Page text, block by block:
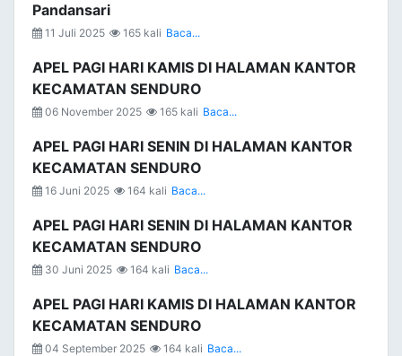
Pandansari
11 Juli 2025 165 kali Baca...
APEL PAGI HARI KAMIS DI HALAMAN KANTOR
KECAMATAN SENDURO
06 November 2025 165 kali Baca...
APEL PAGI HARI SENIN DI HALAMAN KANTOR
KECAMATAN SENDURO
16 Juni 2025 164 kali Baca...
APEL PAGI HARI SENIN DI HALAMAN KANTOR
KECAMATAN SENDURO
30 Juni 2025 164 kali Baca...
APEL PAGI HARI KAMIS DI HALAMAN KANTOR
KECAMATAN SENDURO
04 September 2025 164 kali Baca...